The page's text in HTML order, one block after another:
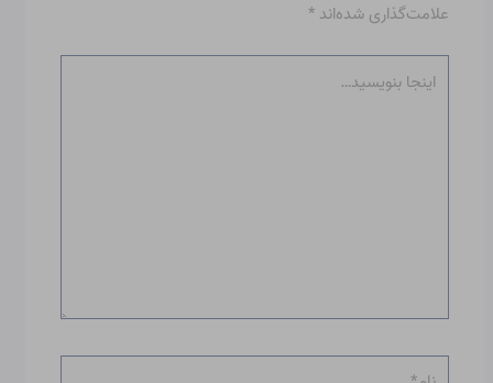
علامت‌گذاری شده‌اند*
بنویسید…
نام*